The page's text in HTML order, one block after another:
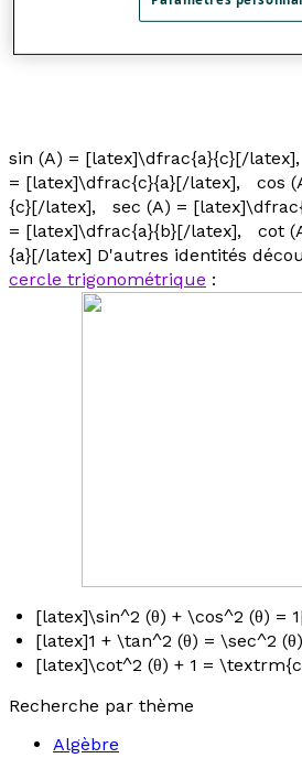
sin (A) = [latex]\dfrac{a}{c}[/
= [latex]\dfrac{c}{a}[/latex], cos
{c}[/latex], sec (A) =
= [latex]\dfrac{a}{b}[/latex], cot
{a}[/latex] D'autres identités
cercle trigonométrique :
[latex]\sin^2 (θ) + \cos^2 (θ) =
[latex]1 + \tan^2 (θ) = \sec^2
[latex]\cot^2 (θ) + 1 =
Recherche par thème
Algèbre